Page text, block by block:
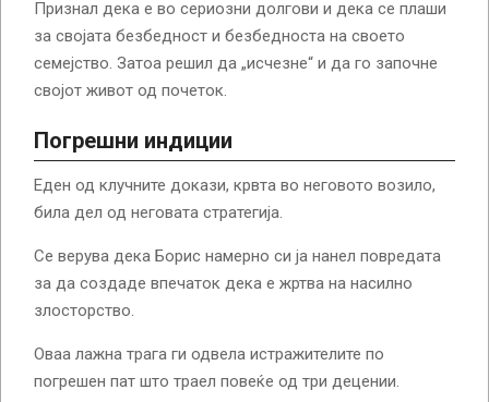
Признал дека е во сериозни долгови и дека се плаши
за својата безбедност и безбедноста на своето
семејство. Затоа решил да „исчезне“ и да го започне
својот живот од почеток.
Погрешни индиции
Еден од клучните докази, крвта во неговото возило,
била дел од неговата стратегија.
Се верува дека Борис намерно си ја нанел повредата
за да создаде впечаток дека е жртва на насилно
злосторство.
Оваа лажна трага ги одвела истражителите по
погрешен пат што траел повеќе од три децении.